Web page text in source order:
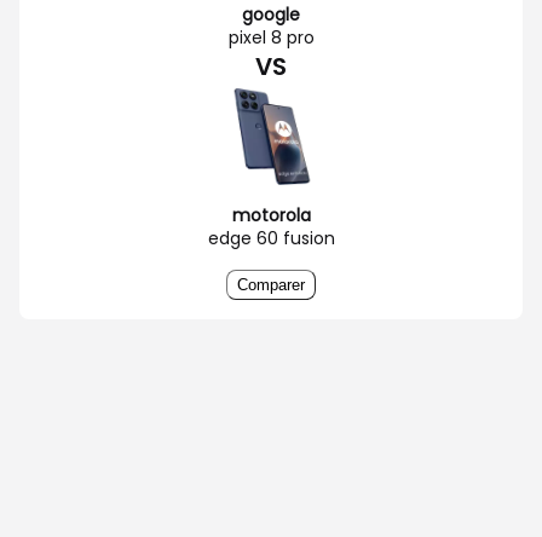
google
pixel 8 pro
VS
motorola
edge 60 fusion
Comparer